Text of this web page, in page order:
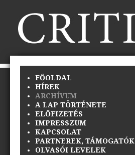
FŐOLDAL
HÍREK
ARCHÍVUM
A LAP TÖRTÉNETE
ELŐFIZETÉS
IMPRESSZUM
KAPCSOLAT
PARTNEREK, TÁMOGATÓK
OLVASÓI LEVELEK